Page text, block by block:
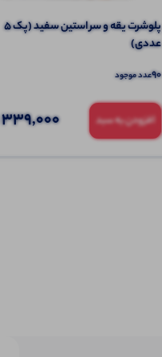
پلوشرت یقه و سر استین سفید (پک 5
عددی)
90عدد موجود
افزودن به سبد 339,000